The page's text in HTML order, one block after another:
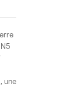
une